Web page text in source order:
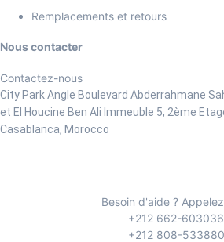
Remplacements et retours
Nous contacter
Contactez-nous
City Park Angle Boulevard Abderrahmane
et El Houcine Ben Ali Immeuble 5, 2ème
Casablanca, Morocco
Besoin d'aide ?
+212 662-603036
+212 808-533880